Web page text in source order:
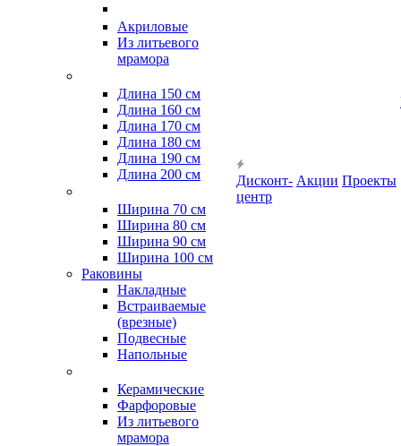
Акриловые
Из литьевого
мрамора
Длина 150 см
Длина 160 см
Длина 170 см
Длина 180 см
Длина 190 см
Длина 200 см
Ширина 70 см
Ширина 80 см
Ширина 90 см
Ширина 100 см
Раковины
Накладные
Встраиваемые
(врезные)
Подвесные
Напольные
Керамические
Фарфоровые
Из литьевого
мрамора
Дисконт-
центр
Акции Проекты